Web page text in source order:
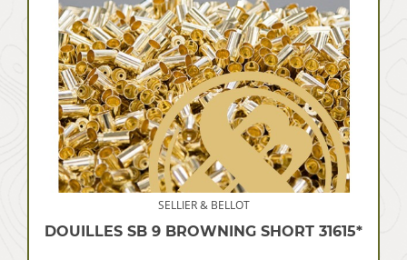
SELLIER & BELLOT
DOUILLES SB 9 BROWNING SHORT 31615*